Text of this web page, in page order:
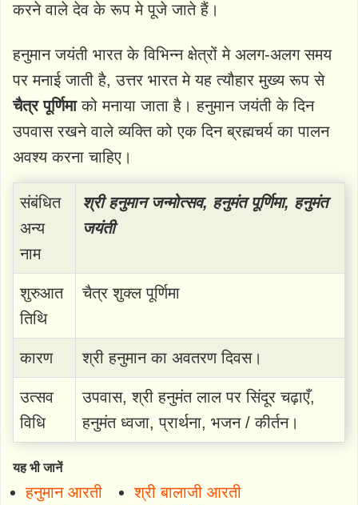
करने वाले देव के रूप मे पूजे जाते हैं।
हनुमान जयंती भारत के विभिन्न क्षेत्रों मे अलग-अलग समय
पर मनाई जाती है, उत्तर भारत मे यह त्यौहार मुख्य रूप से
चैत्र पूर्णिमाको मनाया जाता है। हनुमान जयंती के दिन
उपवास रखने वाले व्यक्ति को एक दिन ब्रह्मचर्य का पालन
अवश्य करना चाहिए।
संबंधित
अन्य
नाम
श्री हनुमान जन्मोत्सव, हनुमंत पूर्णिमा, हनुमंत
जयंती
शुरुआत
तिथि
चैत्र शुक्ल पूर्णिमा
कारण श्री हनुमान का अवतरण दिवस।
उत्सव
विधि
उपवास, श्री हनुमंत लाल पर सिंदूर चढ़ाएँ,
हनुमंत ध्वजा, प्रार्थना, भजन / कीर्तन।
यह भी जानें
हनुमान आरती
श्री बालाजी आरती